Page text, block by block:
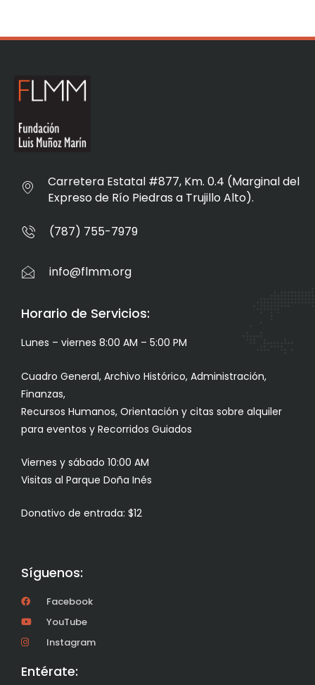
Carretera Estatal #877, Km. 0.4 (Marginal del
Expreso de Río Piedras a Trujillo Alto).
(787) 755-7979
info@flmm.org
Horario de Servicios:
Lunes – viernes 8:00 AM – 5:00 PM
Cuadro General, Archivo Histórico, Administración,
Finanzas,
Recursos Humanos, Orientación y citas sobre alquiler
para eventos y Recorridos Guiados
Viernes y sábado 10:00 AM
Visitas al Parque Doña Inés
Donativo de entrada: $12
Síguenos:
Facebook
YouTube
Instagram
Entérate: